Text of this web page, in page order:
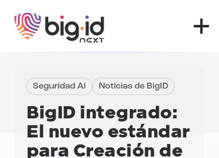
Seguridad AI Noticias de BigID
BigID integrado:
El nuevo estándar
para Creación de